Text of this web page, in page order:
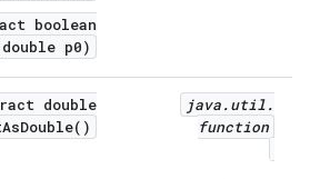
boolean
p0)
java.util.
function
double